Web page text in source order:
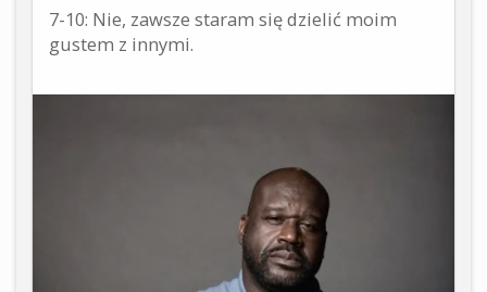
7-10: Nie, zawsze staram się dzielić moim
gustem z innymi.